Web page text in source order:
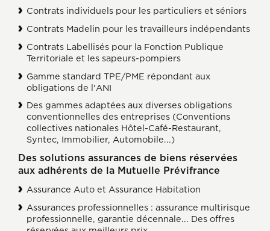
Contrats individuels pour les particuliers et séniors
Contrats Madelin pour les travailleurs indépendants
Contrats Labellisés pour la Fonction Publique
Territoriale et les sapeurs-pompiers
Gamme standard TPE/PME répondant aux
obligations de l'ANI
Des gammes adaptées aux diverses obligations
conventionnelles des entreprises (Conventions
collectives nationales Hôtel-Café-Restaurant,
Syntec, Immobilier, Automobile...)
Des solutions assurances de biens réservées
aux adhérents de la Mutuelle Prévifrance
Assurance Auto et Assurance Habitation
Assurances professionnelles : assurance multirisque
professionnelle, garantie décennale... Des offres